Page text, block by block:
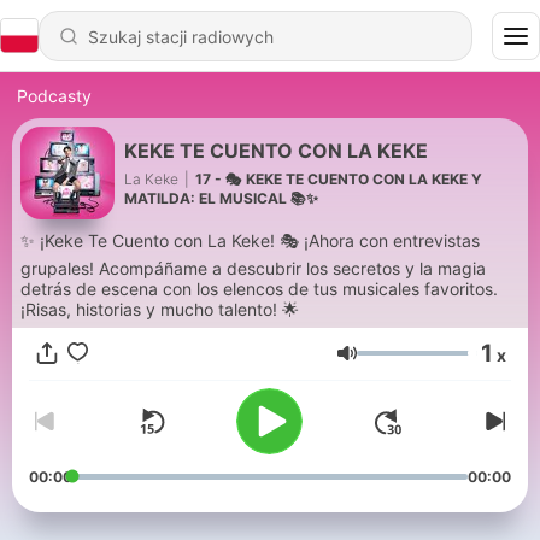
Podcasty
KEKE TE CUENTO CON LA KEKE
La Keke
17 - 🎭 KEKE TE CUENTO CON LA KEKE Y
MATILDA: EL MUSICAL 📚✨
✨ ¡Keke Te Cuento con La Keke! 🎭 ¡Ahora con entrevistas
grupales! Acompáñame a descubrir los secretos y la magia
detrás de escena con los elencos de tus musicales favoritos.
¡Risas, historias y mucho talento! 🌟
Głośność 1 x
00:00 00:00